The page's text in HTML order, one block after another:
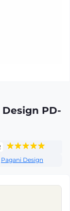
PD-
Pagani Design